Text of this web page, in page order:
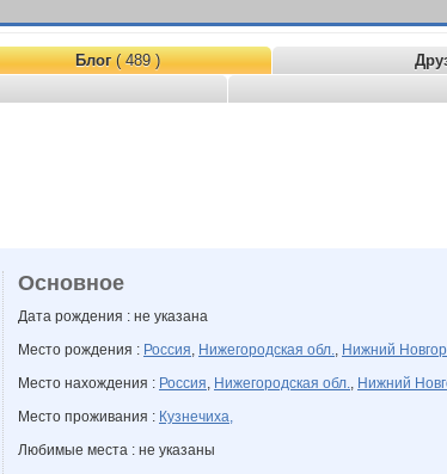
Блог( 489 )
Основное
Дата рождения : не указана
Место рождения : Россия, Нижегородская обл., Нижний
Место нахождения : Россия, Нижегородская обл., Нижний
Место проживания : Кузнечиха,
Любимые места : не указаны